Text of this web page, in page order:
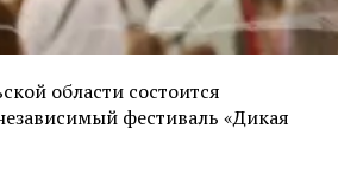
области состоится
фестиваль «Дикая